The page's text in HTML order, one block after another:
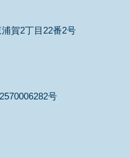
賀2丁目22番2号
号